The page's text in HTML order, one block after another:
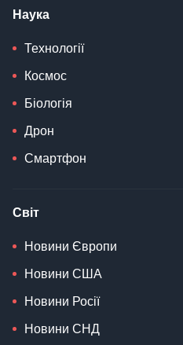
Наука
Технології
Космос
Біологія
Дрон
Смартфон
Світ
Новини Європи
Новини США
Новини Росії
Новини СНД